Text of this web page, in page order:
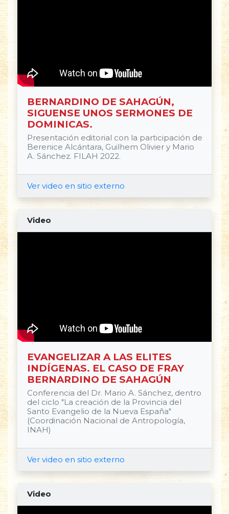
BERNARDINO DE SAHAGÚN,
SIGUENSE UNOS SERMONES DE
DOMINICAS.
Presentación editorial con la participación de
Berenice Alcántara, Guilhem Olivier y Mario
A. Sánchez. FILAH 2022.
Ver video en sitio externo
Video
EVANGELIZAR A LAS ELITES
INDÍGENAS. EL CASO DE FRAY
BERNARDINO DE SAHAGÚN
Conferencia del Dr. Mario A. Sánchez, dentro
del ciclo "La creación de la Provincia del
Santo Evangelio de la Nueva España"
(Coordinación Nacional de Antropología,
INAH)
Ver video en sitio externo
Video